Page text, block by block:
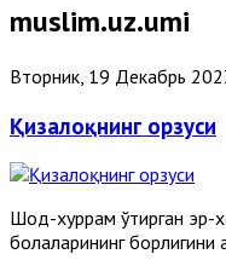
muslim.uz.umi
Вторник, 19 Декабрь
Қизалоқнинг орзуси
Шод-хуррам ўтирган эр-
болаларининг борлигини